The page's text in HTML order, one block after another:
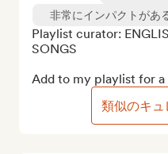
非常にインパクトがあ
Playlist curator:
SONGS
Add to my playlist for
類似のキュ